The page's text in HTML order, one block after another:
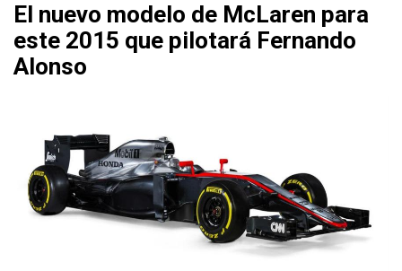
El nuevo modelo de McLaren para
este 2015 que pilotará Fernando
Alonso